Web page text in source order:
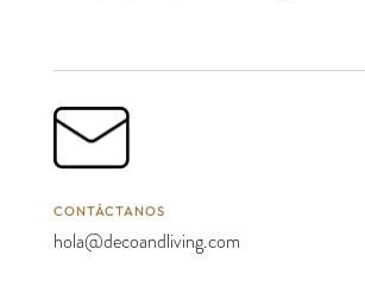
CONTÁCTANOS
hola@decoandliving.com